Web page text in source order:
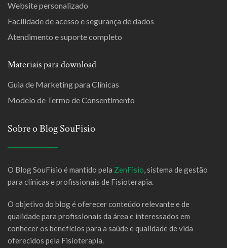
Website personalizado
Facilidade de acesso e segurança de dados
Atendimento e suporte completo
Materiais para download
Guia de Marketing para Clínicas
Modelo de Termo de Consentimento
Sobre o Blog SouFisio
O Blog SouFisio é mantido pela ZenFisio, sistema de gestão
para clínicas e profissionais de Fisioterapia.
O objetivo do blog é oferecer conteúdo relevante e de
qualidade para profissionais da área e interessados em
conhecer os benefícios para a saúde e qualidade de vida
oferecidos pela Fisioterapia.